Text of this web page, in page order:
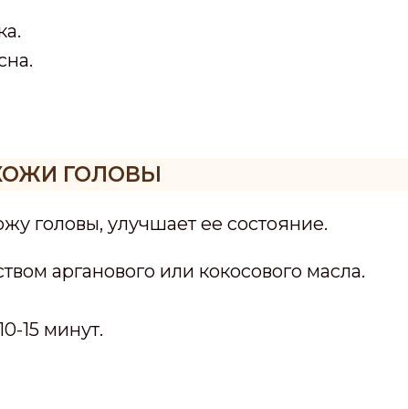
ГОЛОВЫ
головы, улучшает ее состояние.
арганового или кокосового масла.
15 минут.